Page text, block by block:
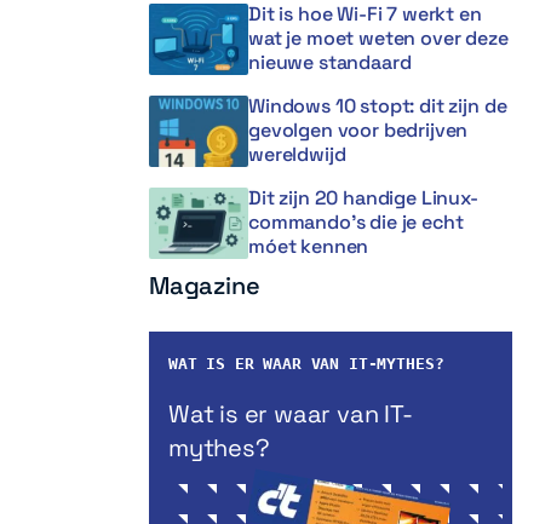
Dit is hoe Wi-Fi 7 werkt en
wat je moet weten over deze
nieuwe standaard
Windows 10 stopt: dit zijn de
gevolgen voor bedrijven
wereldwijd
Dit zijn 20 handige Linux-
commando’s die je echt
móet kennen
Magazine
WAT IS ER WAAR VAN IT-MYTHES?
Wat is er waar van IT-
mythes?